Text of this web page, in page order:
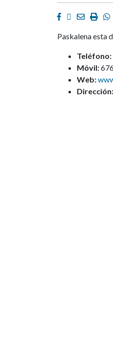
Facebook
Twitter
Email
Paskalena esta
Teléfono:
Móvil:
Web:
Dirección: